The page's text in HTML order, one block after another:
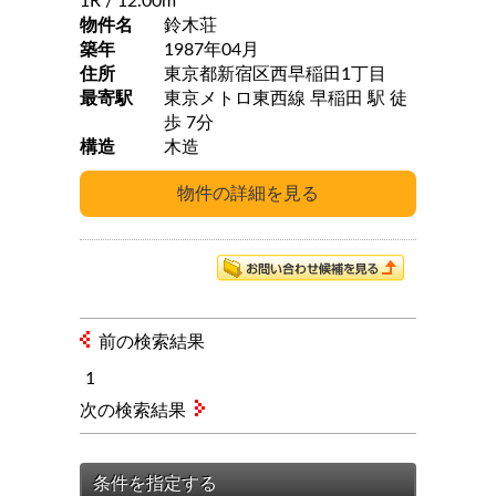
物件名
鈴木荘
築年
1987年04月
住所
東京都新宿区西早稲田1丁目
最寄駅
東京メトロ東西線 早稲田 駅 徒
歩 7分
構造
木造
前の検索結果
1